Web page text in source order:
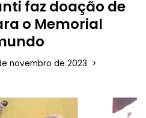
faz doação de
o Memorial
novembro de 2023